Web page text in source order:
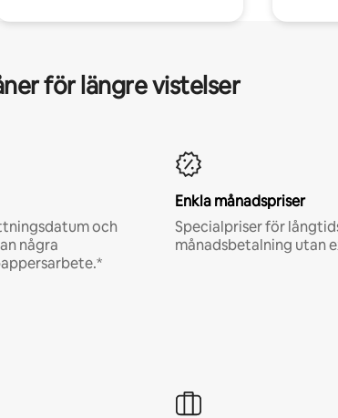
för längre vistelser
och
några
Enkla månadspriser
Specialpriser för
månadsbetalning utan